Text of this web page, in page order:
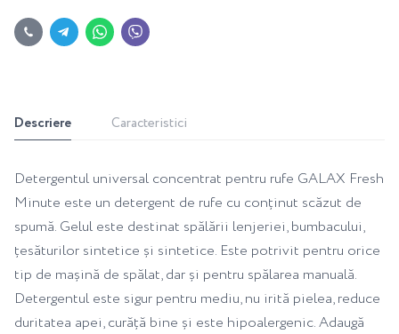
Descriere Caracteristici
Detergentul universal concentrat pentru rufe GALAX Fresh
Minute este un detergent de rufe cu conținut scăzut de
spumă. Gelul este destinat spălării lenjeriei, bumbacului,
țesăturilor sintetice și sintetice. Este potrivit pentru orice
tip de mașină de spălat, dar și pentru spălarea manuală.
Detergentul este sigur pentru mediu, nu irită pielea, reduce
duritatea apei, curăță bine și este hipoalergenic. Adaugă